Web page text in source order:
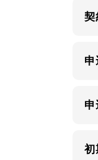
契
初